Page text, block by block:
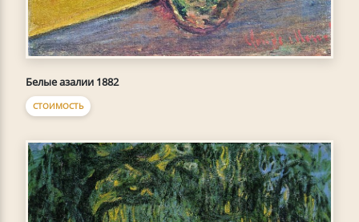
Белые азалии 1882
СТОИМОСТЬ